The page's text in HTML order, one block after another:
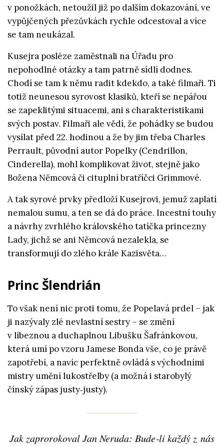
v ponožkách, netoužil již po dalším dokazování, ve
vypůjčených přezůvkách rychle odcestoval a více
se tam neukázal.
Kusejra posléze zaměstnali na Úřadu pro
nepohodlné otázky a tam patrně sídlí dodnes.
Chodí se tam k němu radit kdekdo, a také filmaři. Ti
totiž neunesou syrovost klasiků, kteří se nepářou
se zapeklitými situacemi, ani s charakteristikami
svých postav. Filmaři ale vědí, že pohádky se budou
vysílat před 22. hodinou a že by jim třeba Charles
Perrault, původní autor Popelky (Cendrillon,
Cinderella), mohl komplikovat život, stejně jako
Božena Němcová či cituplní bratříčci Grimmové.
A tak syrové prvky předloží Kusejrovi, jemuž zaplatí
nemalou sumu, a ten se dá do práce. Incestní touhy
a návrhy zvrhlého královského tatíčka princezny
Lady, jichž se ani Němcová nezalekla, se
transformují do zlého krále Kazisvěta…
Princ Šlendrián
To však není nic proti tomu, že Popelavá prdel – jak
ji nazývaly zlé nevlastní sestry – se změní
v líbeznou a duchaplnou Libušku Šafránkovou,
která umí po vzoru Jamese Bonda vše, co je právě
zapotřebí, a navíc perfektně ovládá s východními
mistry umění lukostřelby (a možná i starobylý
čínský zápas justy‑justy).
Jak zaprorokoval Jan Neruda: Bude‑li každý z nás